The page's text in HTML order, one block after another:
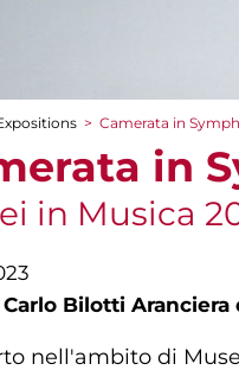
here
> Camerata in
in
in Musica
Carlo Bilotti
nell'ambito di